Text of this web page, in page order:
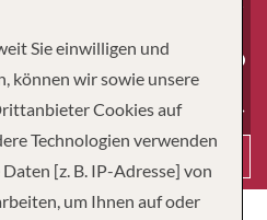
Sie einwilligen und
können wir sowie unsere
Cookies auf
Technologien verwenden
[z. B. IP-Adresse] von
um Ihnen auf oder